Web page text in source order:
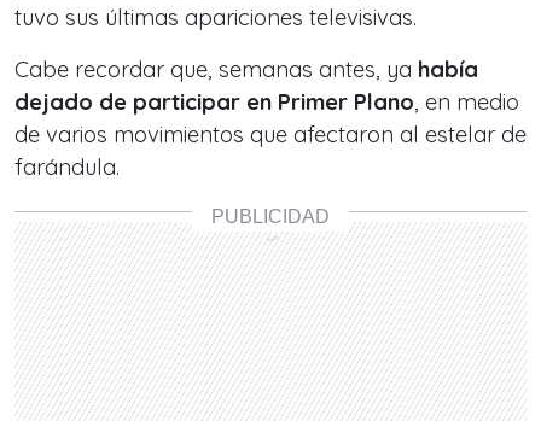
tuvo sus últimas apariciones televisivas.
Cabe recordar que, semanas antes, ya había
dejado de participar en Primer Plano, en medio
de varios movimientos que afectaron al estelar de
farándula.